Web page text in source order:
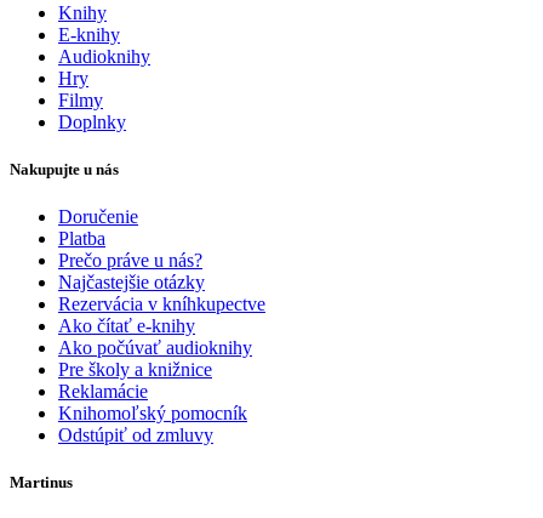
Knihy
E-knihy
Audioknihy
Hry
Filmy
Doplnky
Nakupujte u nás
Doručenie
Platba
Prečo práve u nás?
Najčastejšie otázky
Rezervácia v kníhkupectve
Ako čítať e-knihy
Ako počúvať audioknihy
Pre školy a knižnice
Reklamácie
Knihomoľský pomocník
Odstúpiť od zmluvy
Martinus